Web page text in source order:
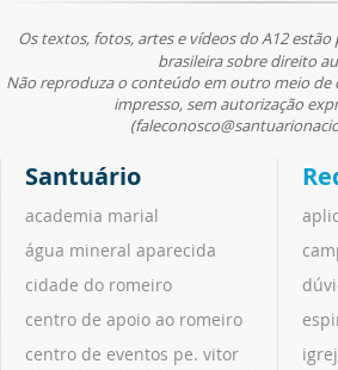
Os textos, fotos, artes e vídeos do A12
brasileira sobre direito
Não reproduza o conteúdo em outro meio de
impresso, sem autorização
Santuário
academia marial
água mineral aparecida
cidade do romeiro
centro de apoio ao romeiro
centro de eventos pe. vitor